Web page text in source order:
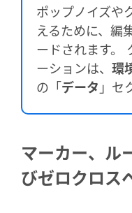
ポップノイズや
えるために、編
ードされます。
ーションは、 環
の「データ 」セ
マーカー、ル
びゼロクロス